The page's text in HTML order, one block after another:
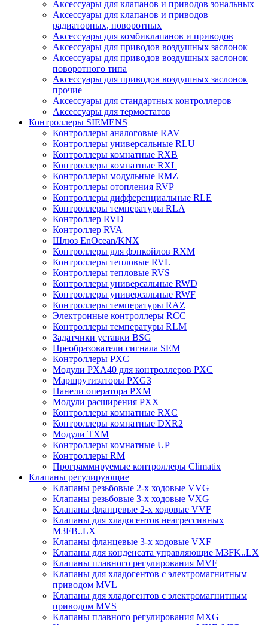
Аксессуары для клапанов и приводов зональных
Аксессуары для клапанов и приводов
радиаторных, поворотных
Аксессуары для комбиклапанов и приводов
Аксессуары для приводов воздушных заслонок
Аксессуары для приводов воздушных заслонок
поворотного типа
Аксессуары для приводов воздушных заслонок
прочие
Аксессуары для стандартных контроллеров
Аксессуары для термостатов
Контроллеры SIEMENS
Контроллеры аналоговые RAV
Контроллеры универсальные RLU
Контроллеры комнатные RXB
Контроллеры комнатные RXL
Контроллеры модульные RMZ
Контроллеры отопления RVP
Контроллеры дифференциальные RLE
Контроллеры температуры RLA
Контроллер RVD
Контроллер RVA
Шлюз EnOcean/KNX
Контроллеры для фэнкойлов RXM
Контроллеры тепловые RVL
Контроллеры тепловые RVS
Контроллеры универсальные RWD
Контроллеры универсальные RWF
Контроллеры температуры RAZ
Электронные контроллеры RCC
Контроллеры температуры RLM
Задатчики уставки BSG
Преобразователи сигнала SEM
Контроллеры PXC
Модули PXA40 для контроллеров PXC
Маршрутизаторы PXG3
Панели оператора PXM
Модули расширения PXX
Контроллеры комнатные RXC
Контроллеры комнатные DXR2
Модули TXM
Контроллеры комнатные UP
Контроллеры RM
Программируемые контроллеры Climatix
Клапаны регулирующие
Клапаны резьбовые 2-х ходовые VVG
Клапаны резьбовые 3-х ходовые VХG
Клапаны фланцевые 2-х ходовые VVF
Клапаны для хладогентов неагрессивных
M3FB..LX
Клапаны фланцевые 3-х ходовые VXF
Клапаны для конденсата управляющие M3FK..LX
Клапаны плавного регулирования MVF
Клапаны для хладогентов с электромагнитным
приводом MVL
Клапаны для хладогентов с электромагнитным
приводом MVS
Клапаны плавного регулирования MXG